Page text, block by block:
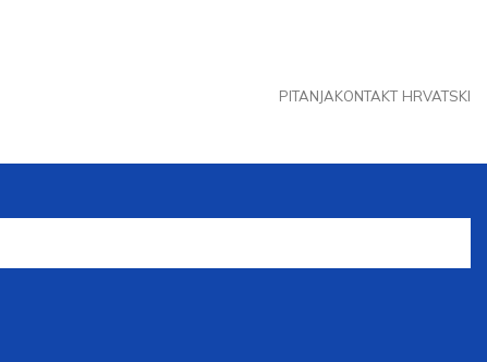
PITANJAKONTAKT HRVATSKI